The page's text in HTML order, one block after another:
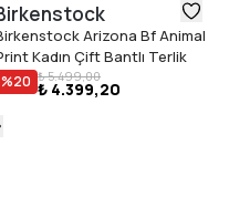
Arizona Bf Animal
Kadın Çift Bantlı Terlik
%20 ₺ 5.499,00
₺ 4.399,20